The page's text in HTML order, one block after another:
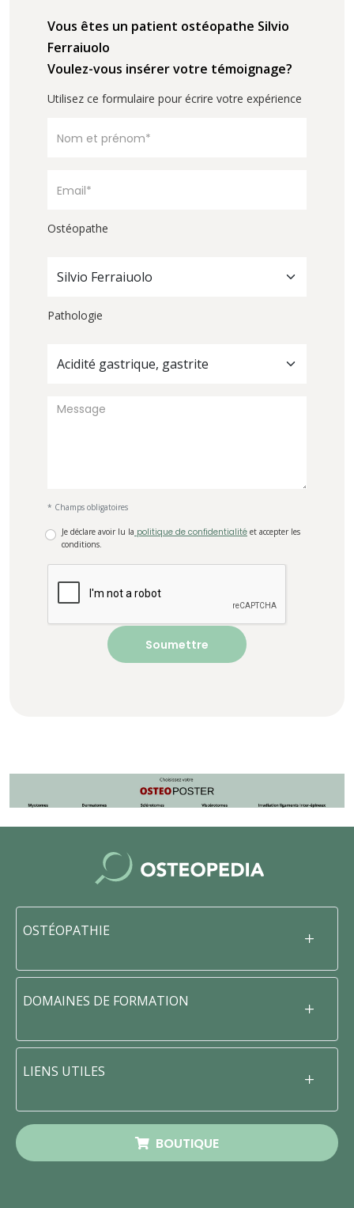
Vous êtes un patient ostéopathe Silvio
Ferraiuolo
Voulez-vous insérer votre témoignage?
Utilisez ce formulaire pour écrire votre expérience
Ostéopathe
Silvio Ferraiuolo
Pathologie
Acidité gastrique, gastrite
* Champs obligatoires
Je déclare avoir lu la politique de confidentialité et accepter les
conditions.
OSTÉOPATHIE
DOMAINES DE FORMATION
LIENS UTILES
BOUTIQUE